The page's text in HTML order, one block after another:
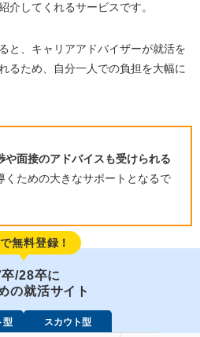
介してくれるサービスです。
と、キャリアアドバイザーが就活を
るため、自分一人での負担を大幅に
や面接のアドバイスも受けられる
くための大きなサポートとなるで
無料登録！
/28卒に
の就活サイト
型 スカウト型